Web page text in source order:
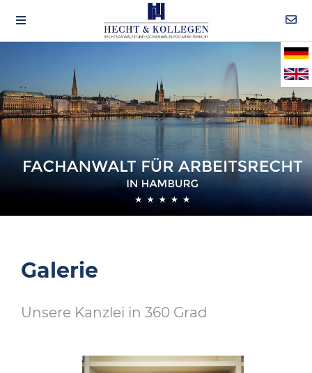
Galerie
Unsere Kanzlei in 360 Grad